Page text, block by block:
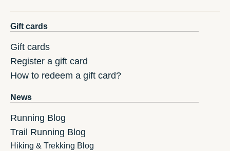
Gift cards
Gift cards
Register a gift card
How to redeem a gift card?
News
Running Blog
Trail Running Blog
Hiking & Trekking Blog